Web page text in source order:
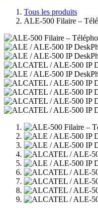
Tous les produits
ALE-500 Filaire –